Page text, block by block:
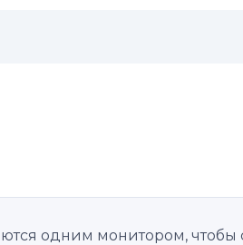
одним монитором, чтобы